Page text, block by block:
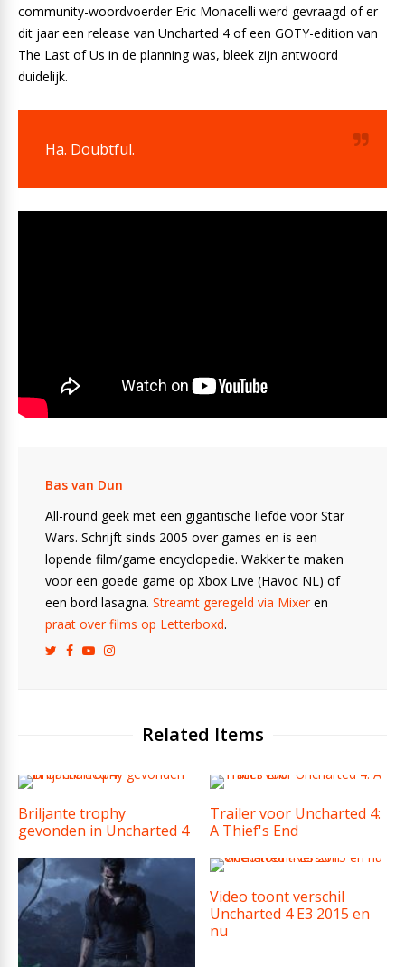
community-woordvoerder Eric Monacelli werd gevraagd of er
dit jaar een release van Uncharted 4 of een GOTY-edition van
The Last of Us in de planning was, bleek zijn antwoord
duidelijk.
Ha. Doubtful.
Bas van Dun
All-round geek met een gigantische liefde voor Star
Wars. Schrijft sinds 2005 over games en is een
lopende film/game encyclopedie. Wakker te maken
voor een goede game op Xbox Live (Havoc NL) of
een bord lasagna. Streamt geregeld via Mixeren
praat over films op Letterboxd.
Related Items
Briljante trophy
gevonden in Uncharted 4
Trailer voor Uncharted 4:
A Thief's End
Video toont verschil
Uncharted 4 E3 2015 en
nu